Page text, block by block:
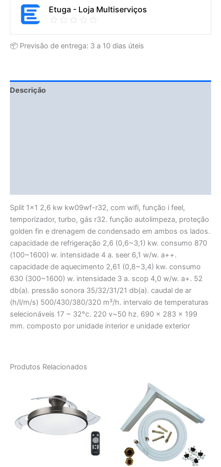
Etuga - Loja Multiserviços
📦 Previsão de entrega: 3 a 10 dias úteis
Descrição
Split 1×1 2,6 kw kw09wf-r32, com wifi, função i feel,
temporizador, turbo, gás r32. função autolimpeza, proteção
golden fin e drenagem de condensado em ambos os lados.
capacidade de refrigeração 2,6 (0,6~3,1) kw. consumo 870
(100~1600) w. intensidade 4 a. seer 6,1 w/w. a++.
capacidade de aquecimento 2,61 (0,8~3,4) kw. consumo
630 (300~1600) w. intensidade 3 a. scop 4,0 w/w. a+. 52
db(a). pressão sonora 35/32/31/21 db(a). caudal de ar
(h/l/m/s) 500/430/380/320 m³/h. intervalo de temperaturas
selecionáveis 17 ~ 32°c. 220 v~50 hz. 690 x 283 x 199
mm. composto por unidade interior e unidade exterior
Produtos Relacionados